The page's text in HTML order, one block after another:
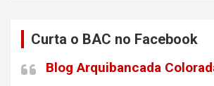
Curta o BAC no Facebook
Blog Arquibancada